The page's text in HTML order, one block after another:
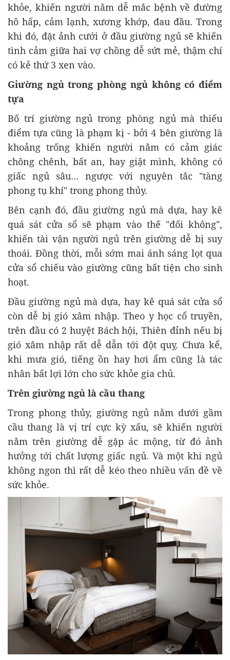
khỏe, khiến người nằm dễ mắc bệnh về đường
hô hấp, cảm lạnh, xương khớp, đau đầu. Trong
khi đó, đặt ảnh cưới ở đầu giường ngủ sẽ khiến
tình cảm giữa hai vợ chồng dễ sứt mẻ, thậm chí
có kẻ thứ 3 xen vào.
Giường ngủ trong phòng ngủ không có điểm
tựa
Bố trí giường ngủ trong phòng ngủ mà thiếu
điểm tựa cũng là phạm kị - bởi 4 bên giường là
khoảng trống khiến người nằm có cảm giác
chông chênh, bất an, hay giật mình, không có
giấc ngủ sâu… ngược với nguyên tắc "tàng
phong tụ khí" trong phong thủy.
Bên cạnh đó, đầu giường ngủ mà dựa, hay kê
quá sát cửa sổ sẽ phạm vào thế "đối không",
khiến tài vận người ngủ trên giường dễ bị suy
thoái. Đồng thời, mỗi sớm mai ánh sáng lọt qua
cửa sổ chiếu vào giường cũng bất tiện cho sinh
hoạt.
Đầu giường ngủ mà dựa, hay kê quá sát cửa sổ
còn dễ bị gió xâm nhập. Theo y học cổ truyền,
trên đầu có 2 huyệt Bách hội, Thiên đỉnh nếu bị
gió xâm nhập rất dễ dẫn tới đột quỵ. Chưa kể,
khi mưa gió, tiếng ồn hay hơi ẩm cũng là tác
nhân bất lợi lớn cho sức khỏe gia chủ.
Trên giường ngủ là cầu thang
Trong phong thủy, giường ngủ nằm dưới gầm
cầu thang là vị trí cực kỳ xấu, sẽ khiến người
nằm trên giường dễ gặp ác mộng, từ đó ảnh
hưởng tới chất lượng giấc ngủ. Và một khi ngủ
không ngon thì rất dễ kéo theo nhiều vấn đề về
sức khỏe.